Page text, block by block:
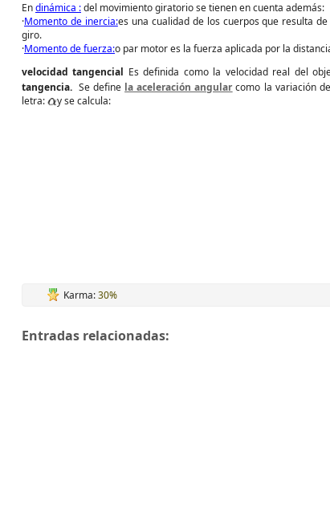
Endinámica :del movimiento giratorio se tienen en cuenta además:
·Momento de inercia:es una cualidad de los cuerpos que resulta
giro.
·Momento de fuerza:o par motor es la fuerza aplicada por la
velocidad tangencial Es definida como la velocidad real del
tangencia. Se define la aceleración angularcomo la variación
letra:
y se calcula:
Karma:30%
Entradas relacionadas: